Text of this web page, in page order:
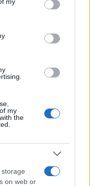
my
the
on web or
#STUPRO
Leggi i commenti